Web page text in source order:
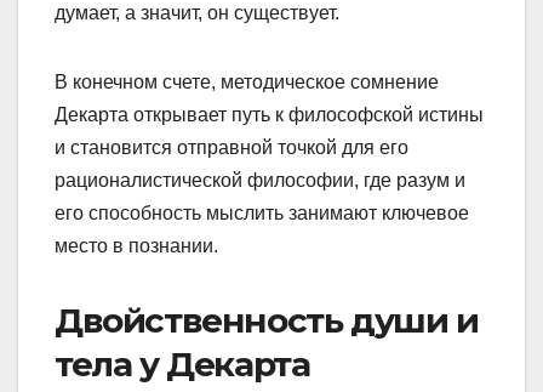
думает, а значит, он существует.
В конечном счете, методическое сомнение
Декарта открывает путь к философской истины
и становится отправной точкой для его
рационалистической философии, где разум и
его способность мыслить занимают ключевое
место в познании.
Двойственность души и
тела у Декарта